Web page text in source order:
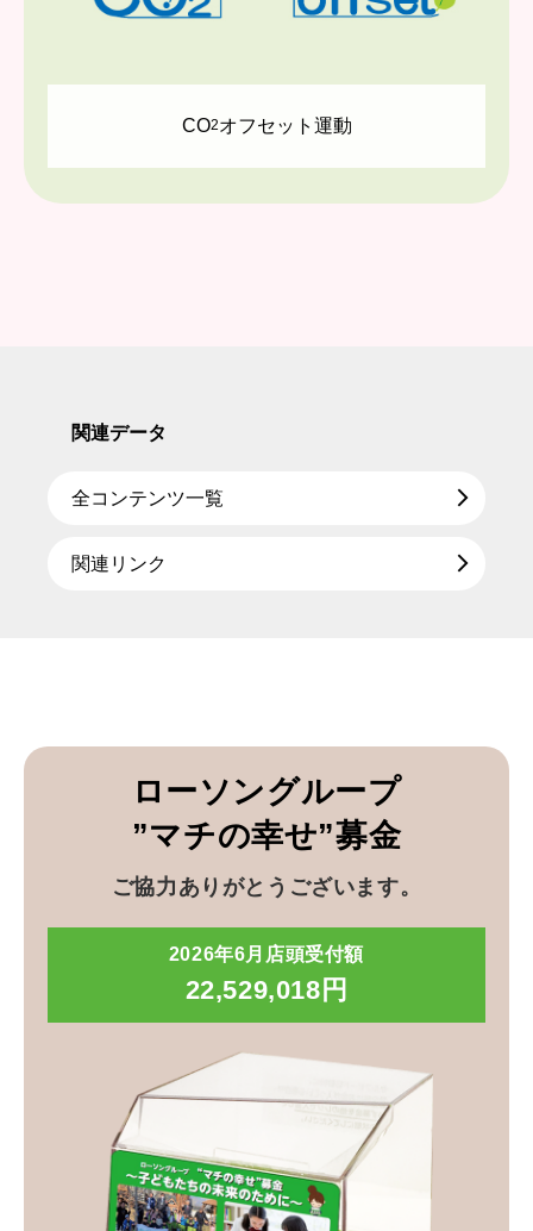
CO2オフセット運動
関連データ
全コンテンツ一覧
関連リンク
ローソングループ
”マチの幸せ”募金
ご協力ありがとうございます。
2026年6月店頭受付額
22,529,018円